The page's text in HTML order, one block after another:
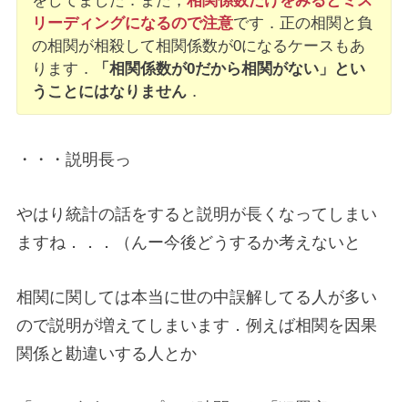
リーディングになるので注意です．正の相関と負
の相関が相殺して相関係数が0になるケースもあ
ります．
「相関係数が0だから相関がない」とい
うことにはなりません ．
・・・説明長っ
やはり統計の話をすると説明が長くなってしまい
ますね．．．（んー今後どうするか考えないと
相関に関しては本当に世の中誤解してる人が多い
ので説明が増えてしまいます．例えば相関を因果
関係と勘違いする人とか